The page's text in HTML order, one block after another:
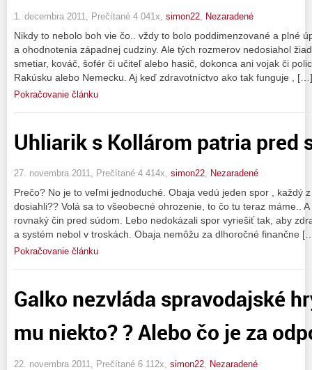
1. decembra 2011, Prečítané 4 041x, simon22 Nezaradené
Nikdy to nebolo boh vie čo.. vždy to bolo poddimenzované a plné
a ohodnotenia západnej cudziny. Ale tých rozmerov nedosiahol
smetiar, kováč, šofér či učiteľ alebo hasič, dokonca ani vojak či
Rakúsku alebo Nemecku. Aj keď zdravotníctvo ako tak funguje , […]
Pokračovanie článku
Uhliarik s Kollárom patria pred
27. novembra 2011, Prečítané 4 414x, simon22, Nezaradené
Prečo? No je to veľmi jednoduché. Obaja vedú jeden spor , každý
dosiahli?? Volá sa to všeobecné ohrozenie, to čo tu teraz máme..
rovnaký čin pred súdom. Lebo nedokázali spor vyriešiť tak, aby
a systém nebol v troskách. Obaja nemôžu za dlhoročné finančne
Pokračovanie článku
Galko nezvláda spravodajské
mu niekto? ? Alebo čo je za
22. novembra 2011, Prečítané 6 112x, simon22 Nezaradené